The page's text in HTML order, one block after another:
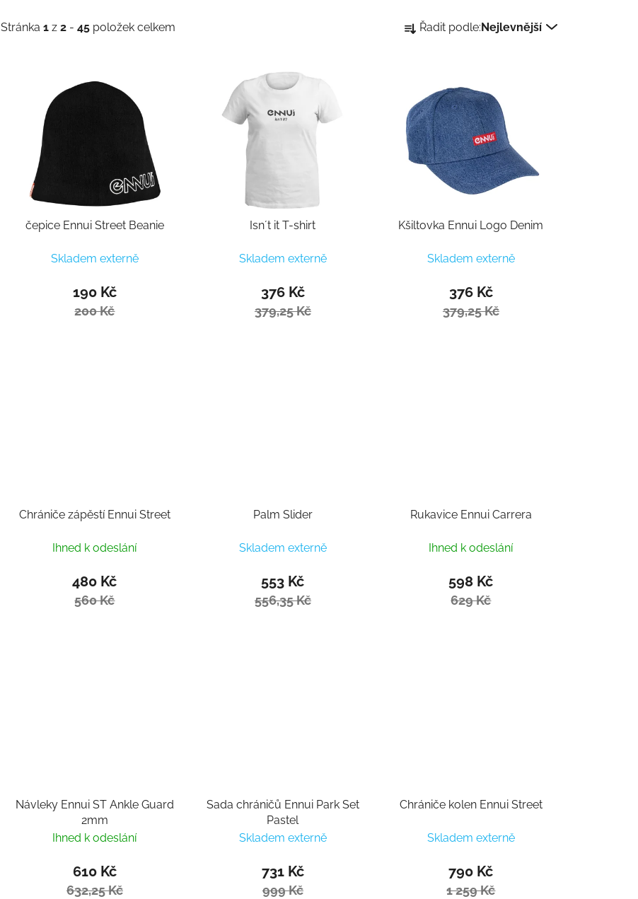
Stránka 1 z 2 - 45 položek celkem
Řazení produktů
Řadit podle:Nejlevnější
čepice Ennui Street Beanie
Skladem externě
190 Kč
200 Kč
Isn´t it T-shirt
Skladem externě
376 Kč
379,25 Kč
Kšiltovka Ennui Logo Denim
Skladem externě
376 Kč
379,25 Kč
Chrániče zápěstí Ennui Street
Ihned k odeslání
480 Kč
560 Kč
Palm Slider
Skladem externě
553 Kč
556,35 Kč
Rukavice Ennui Carrera
Ihned k odeslání
598 Kč
629 Kč
Návleky Ennui ST Ankle Guard
2mm
Ihned k odeslání
610 Kč
632,25 Kč
Sada chráničů Ennui Park Set
Pastel
Skladem externě
731 Kč
999 Kč
Chrániče kolen Ennui Street
Skladem externě
790 Kč
1 259 Kč